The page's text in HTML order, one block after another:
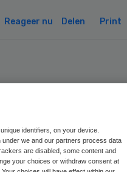
Reageer nu Delen Print
in
identifiers, on your device.
we and our partners process data
are disabled, some content and
your choices or withdraw consent at